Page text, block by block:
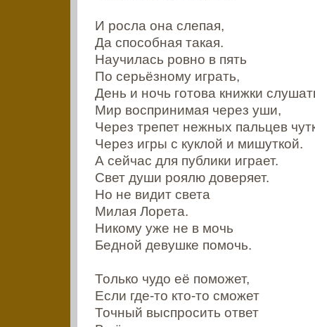
И росла она слепая,
Да способная такая.
Научилась ровно в пять
По серьёзному играть,
День и ночь готова книжки
Мир воспринимая через уши,
Через трепет нежных пальцев
Через игры с куклой и мишуткой.
А сейчас для публики играет.
Свет души роялю доверяет.
Но не видит света
Милая Лорета.
Никому уже не в мочь
Бедной девушке помочь.
Только чудо её поможет,
Если где-то кто-то сможет
Точный выспросить ответ